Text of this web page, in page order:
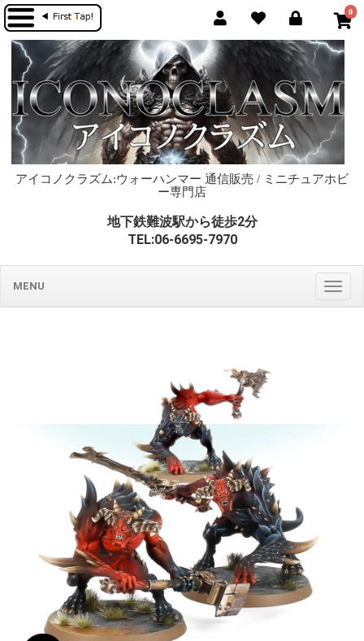
0
アイコノクラズム:ウォーハンマー 通信販売 / ミニチュアホビ
ー専門店
地下鉄難波駅から徒歩2分
TEL:06-6695-7970
MENU